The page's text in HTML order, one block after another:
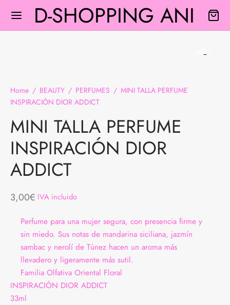
D-SHOPPING ANI
Home / BEAUTY / PERFUMES / MINI TALLA PERFUME
INSPIRACIÓN DIOR ADDICT
MINI TALLA PERFUME
INSPIRACIÓN DIOR
ADDICT
3,00€ IVA incluido
Perfume para una mujer segura, con presencia firme y
sin miedo. Sus notas de mandarina siciliana, jazmín
sambac y nerolí de Túnez hacen un aroma más
llevadero y ligeramente más sutil.
Familia Olfativa Oriental Floral
INSPIRACIÓN DIOR ADDICT
33ml
Back
Back
Y BLUSAS
Back
INTERIOR
Back
Back